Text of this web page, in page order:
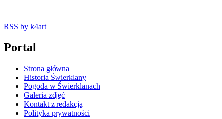
RSS by k4art
Portal
Strona główna
Historia Świerklany
Pogoda w Świerklanach
Galeria zdjęć
Kontakt z redakcją
Polityka prywatności